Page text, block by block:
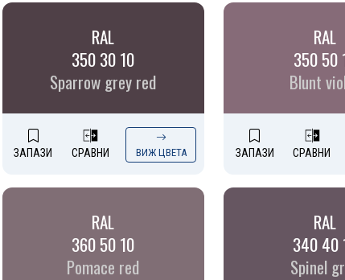
RAL
350 30 10
Sparrow grey red
ЗАПАЗИ СРАВНИ ВИЖ ЦВЕТА
RAL
350 50
Blunt
ЗАПАЗИ СРАВНИ
RAL
360 50 10
Pomace red
RAL
340 40
Spinel